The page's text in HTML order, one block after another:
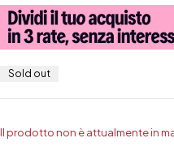
Sold out
Il prodotto non è attualmente in